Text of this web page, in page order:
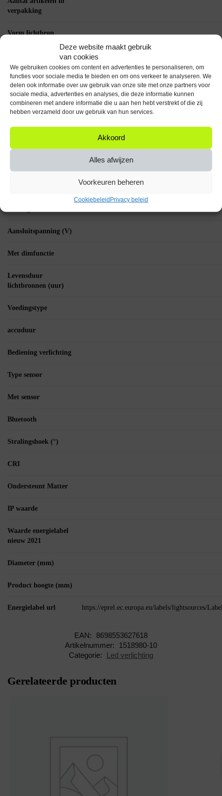
Deze website maakt gebruik
van cookies
We gebruiken cookies om content en advertenties te personaliseren, om
functies voor sociale media te bieden en om ons verkeer te analyseren. We
delen ook informatie over uw gebruik van onze site met onze partners voor
sociale media, advertenties en analyses, die deze informatie kunnen
combineren met andere informatie die u aan hen hebt verstrekt of die zij
hebben verzameld door uw gebruik van hun services.
Akkoord
Alles afwijzen
Voorkeuren beheren
CookiebeleidPrivacy beleid
verpakking
Vorm lichtbron
Fitting
Wattage per lichtpunt
(W)
Lumen per lichtpunt
Aansluitspanning (V)
Met dimfunctie
Levensduur
lichtbronnen (uur)
Voedingstype
accuduur
Bediening verlichting
Type sensor
Met sensor
Bluetooth
Stralingshoek (°)
CRI
Ondersteunt Matter
IP waarde
Waarde energielabel
nieuw 2021
Diameter (mm)
Product hoogte (mm)
Energielabel url https://eprel.ec.europa.eu/labels/lightsources/
EAN:
8698553627618
Artikelnummer:
1518980-10
Categorie:
Led verlichting
Gerelateerde producten